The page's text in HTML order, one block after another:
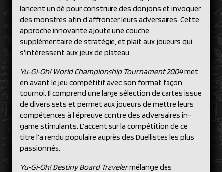
lancent un dé pour construire des donjons et invoquer
des monstres afin d’affronter leurs adversaires. Cette
approche innovante ajoute une couche
supplémentaire de stratégie, et plait aux joueurs qui
s’intéressent aux jeux de plateau.
Yu‑Gi‑Oh! World Championship Tournament 2004met
en avant le jeu compétitif avec son format façon
tournoi. Il comprend une large sélection de cartes issue
de divers sets et permet aux joueurs de mettre leurs
compétences à l’épreuve contre des adversaires in-
game stimulants. L’accent sur la compétition de ce
titre l’a rendu populaire auprès des Duellistes les plus
passionnés.
Yu‑Gi‑Oh! Destiny Board Travelermélange des